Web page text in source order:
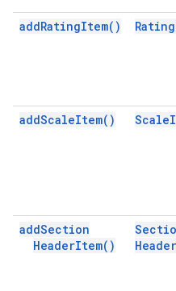
addRatingItem( ) Rating
addScaleItem( ) Scale
addSection
HeaderItem( )
Header